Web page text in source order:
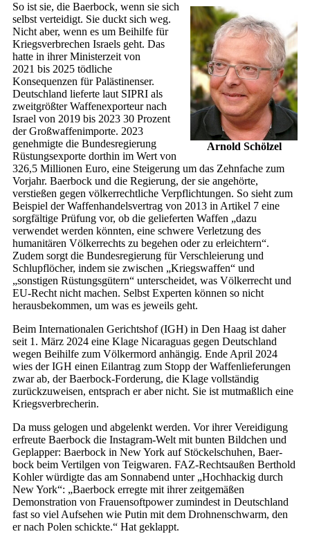
Arnold Schölzel
So ist sie, die Baer­bock, wenn sie sich
selbst verteidigt. Sie duckt sich weg.
Nicht aber, wenn es um Beihilfe für
Kriegsverbrechen Israels geht. Das
hatte in ihrer Ministerzeit von
2021 bis 2025 tödliche
Konsequenzen für Palästinenser.
Deutschland lieferte laut SIPRI als
zweitgrößter Waffenexporteur nach
Israel von 2019 bis 2023 30 Prozent
der Großwaffenimporte. 2023
genehmigte die Bundesregierung
Rüstungsexporte dorthin im Wert von
326,5 Millionen Euro, eine Steigerung um das Zehnfache zum
Vorjahr. Baer­bock und die Regierung, der sie angehörte,
verstießen gegen völkerrechtliche Verpflichtungen. So sieht zum
Beispiel der Waffenhandelsvertrag von 2013 in Artikel 7 eine
sorgfältige Prüfung vor, ob die gelieferten Waffen „dazu
verwendet werden könnten, eine schwere Verletzung des
humanitären Völkerrechts zu begehen oder zu erleichtern“.
Zudem sorgt die Bundesregierung für Verschleierung und
Schlupflöcher, indem sie zwischen „Kriegswaffen“ und
„sonstigen Rüstungsgütern“ unterscheidet, was Völkerrecht und
EU-Recht nicht machen. Selbst Experten können so nicht
herausbekommen, um was es jeweils geht.
Beim Internationalen Gerichtshof (IGH) in Den Haag ist daher
seit 1. März 2024 eine Klage Nicaraguas gegen Deutschland
wegen Beihilfe zum Völkermord anhängig. Ende April 2024
wies der IGH einen Eilantrag zum Stopp der Waffenlieferungen
zwar ab, der Baer­bock-Forderung, die Klage vollständig
zurückzuweisen, entsprach er aber nicht. Sie ist mutmaßlich eine
Kriegsverbrecherin.
Da muss gelogen und abgelenkt werden. Vor ihrer Vereidigung
erfreute Baer­bock die Instagram-Welt mit bunten Bildchen und
Geplapper: Baer­bock in New York auf Stöckelschuhen, Baer­
bock beim Vertilgen von Teigwaren. FAZ-Rechtsaußen Berthold
Kohler würdigte das am Sonnabend unter „Hochhackig durch
New York“: „Baer­bock erregte mit ihrer zeitgemäßen
Demonstration von Frauensoftpower zumindest in Deutschland
fast so viel Aufsehen wie Putin mit dem Drohnenschwarm, den
er nach Polen schickte.“ Hat geklappt.